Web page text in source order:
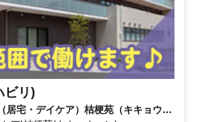
ビリ)
居宅・デイケア）桔梗苑（キキョウエ